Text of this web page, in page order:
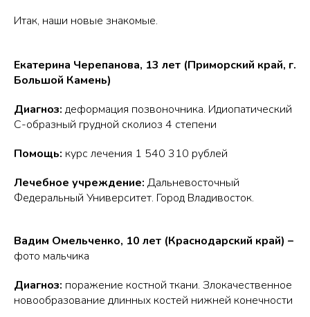
Итак, наши новые знакомые.
Екатерина Черепанова, 13 лет (Приморский край, г.
Большой Камень)
Диагноз: деформация позвоночника. Идиопатический
С-образный грудной сколиоз 4 степени
Помощь: курс лечения 1 540 310 рублей
Лечебное учреждение: Дальневосточный
Федеральный Университет. Город Владивосток.
Вадим Омельченко, 10 лет (Краснодарский край) –
фото мальчика
Диагноз: поражение костной ткани. Злокачественное
новообразование длинных костей нижней конечности